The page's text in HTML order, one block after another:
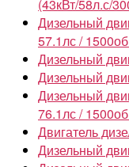
(43кВт/58л.с/
Дизельный
57.1лс /
Дизельный
Дизельный
Дизельный
76.1лс /
Двигатель
Дизельный